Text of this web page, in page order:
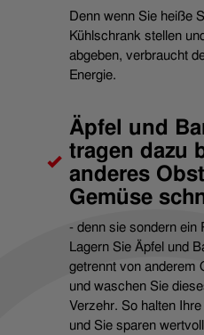
Denn wenn Sie heiße
Kühlschrank stellen
abgeben, verbraucht
Energie.
Äpfel und
tragen dazu
anderes
Gemüse
- denn sie sondern ein
Lagern Sie Äpfel und
getrennt von anderem
und waschen Sie
Verzehr. So halten
und Sie sparen